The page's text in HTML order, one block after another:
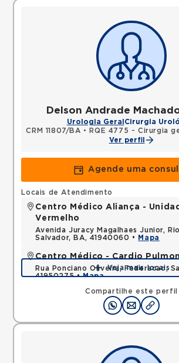
Delson Andrade
Urologia Geral Cirurgia
CRM 11807/BA • RQE 4775 - Cirurgia
Ver perfil
Agende uma
Compartilhe este perfil
Locais de Atendimento
Centro Médico Aliança -
Vermelho
Avenida Juracy Magalhaes Junior,
Salvador, BA, 41940060 •
Mapa
Centro Médico - Cardio
Rua Ponciano Oliveira, Federacao,
41950275 •Mapa
Veja mais locais